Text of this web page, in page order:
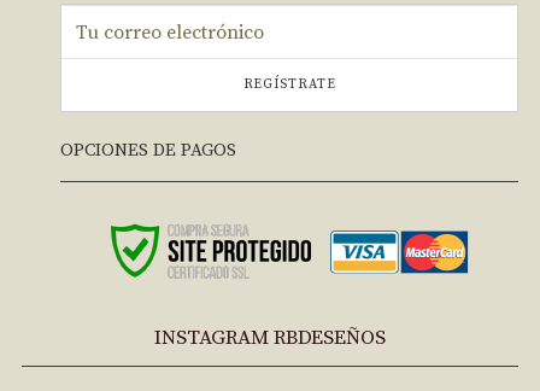
REGÍSTRATE
OPCIONES DE PAGOS
INSTAGRAM RBDESEÑOS